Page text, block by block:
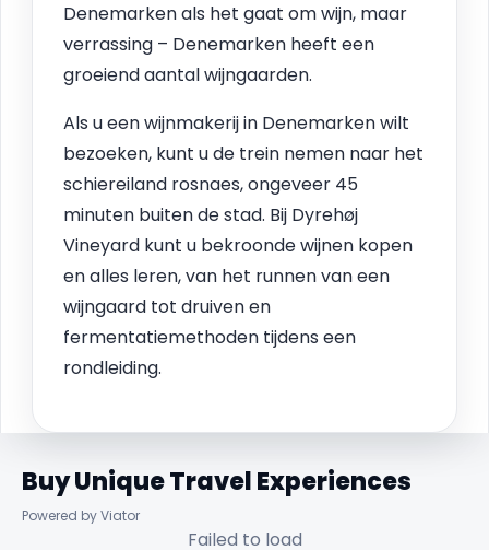
Denemarken als het gaat om wijn, maar
verrassing – Denemarken heeft een
groeiend aantal wijngaarden.
Als u een wijnmakerij in Denemarken wilt
bezoeken, kunt u de trein nemen naar het
schiereiland rosnaes, ongeveer 45
minuten buiten de stad. Bij Dyrehøj
Vineyard kunt u bekroonde wijnen kopen
en alles leren, van het runnen van een
wijngaard tot druiven en
fermentatiemethoden tijdens een
rondleiding.
Buy Unique Travel Experiences
Powered by Viator
Failed to load